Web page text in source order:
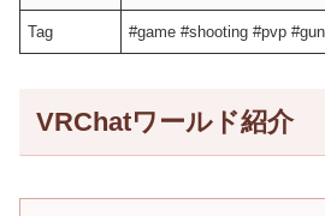
Tag #game #shooting #pvp
VRChatワールド紹介